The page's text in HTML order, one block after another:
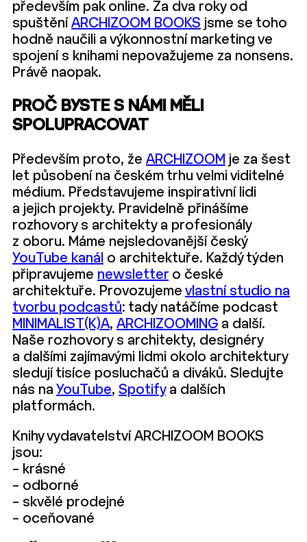
především pak online. Za dva roky od
spuštění ARCHIZOOM BOOKS jsme se toho
hodně naučili a výkonnostní marketing ve
spojení s knihami nepovažujeme za nonsens.
Právě naopak.
PROČ BYSTE S NÁMI MĚLI
SPOLUPRACOVAT
Především proto, že ARCHIZOOM je za šest
let působení na českém trhu velmi viditelné
médium. Představujeme inspirativní lidi
a jejich projekty. Pravidelně přinášíme
rozhovory s architekty a profesionály
z oboru. Máme nejsledovanější český
YouTube kanál o architektuře. Každý týden
připravujeme newsletter o české
architektuře. Provozujeme vlastní studio na
tvorbu podcastů: tady natáčíme podcast
MINIMALIST(K)A, ARCHIZOOMING a další.
Naše rozhovory s architekty, designéry
a dalšími zajímavými lidmi okolo architektury
sledují tisíce posluchačů a diváků. Sledujte
nás na YouTube, Spotifya dalších
platformách.
Knihy vydavatelství ARCHIZOOM BOOKS
jsou:
– krásné
– odborné
– skvělé prodejné
– oceňované